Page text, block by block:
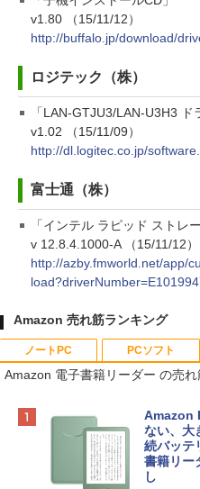
v1.80 （15/11/12）
http://buffalo.jp/download/
ロジテック（株）
「LAN-GTJU3/LAN-U3H3 ド
v1.02 （15/11/09）
http://dl.logitec.co.jp/
富士通（株）
「インテル ラピッド ストレ
v 12.8.4.1000-A （15/11/12）
http://azby.fmworld.net/app/
Amazon 売れ筋ランキング
ノートPC
Apple
プ搭載
e
inaディ
リ、
PCソフト
Roblox
定バーチ
インゲー
ラインコ
生成AIパ
￥1,766
Amazon 電子書籍リーダー の売
Amazon
ない、大
続バッテ
書籍リー
し